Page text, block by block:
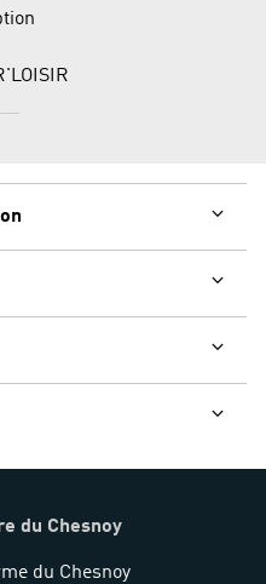
du Chesnoy
du Chesnoy